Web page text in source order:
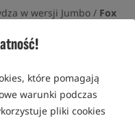
które pomagają
warunki podczas
pliki cookies
w wersji Jumbo / Fox
5,0
20 osób kupiło ten produkt